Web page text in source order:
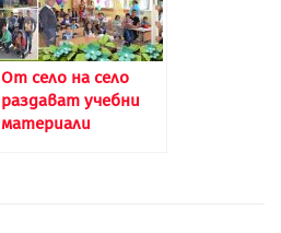
От село на село
раздават учебни
материали